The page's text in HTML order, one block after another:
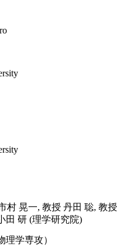
村 晃一, 教授 丹田 聡, 教授
田 研 (理学研究院)
理学専攻）